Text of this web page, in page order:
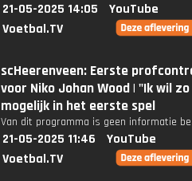
21-05-2025 14:05
YouTube
Voetbal.TV
scHeerenveen: Eerste
voor Niko Johan Wood | "Ik wil
mogelijk in het eerste spel
Van dit programma is geen informatie
21-05-2025 11:46
YouTube
Voetbal.TV